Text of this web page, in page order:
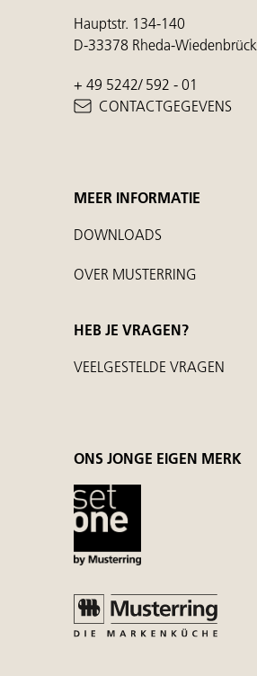
Hauptstr. 134-140
D-33378 Rheda-Wiedenbrück
+ 49 5242/ 592 - 01
CONTACTGEGEVENS
MEER INFORMATIE
DOWNLOADS
OVER MUSTERRING
HEB JE VRAGEN?
VEELGESTELDE VRAGEN
ONS JONGE EIGEN MERK